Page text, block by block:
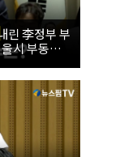
린 李정부 부
시 부동산